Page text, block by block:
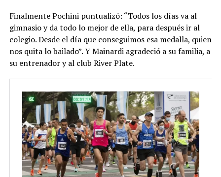
Finalmente Pochini puntualizó: “Todos los días va al
gimnasio y da todo lo mejor de ella, para después ir al
colegio. Desde el día que conseguimos esa medalla, quien
nos quita lo bailado”. Y Mainardi agradeció a su familia, a
su entrenador y al club River Plate.